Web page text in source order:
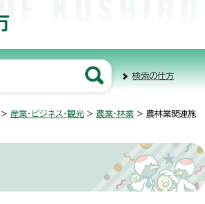
検索の仕方
> 産業・ビジネス・観光 > 農業・林業 > 農林業関連施